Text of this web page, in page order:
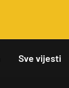
Sve vijesti